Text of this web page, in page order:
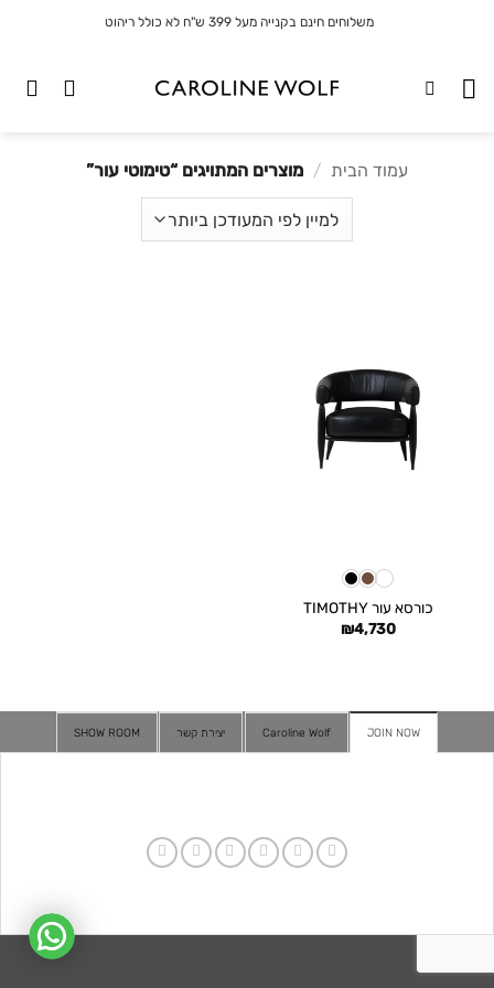
משלוחים חינם בקנייה מעל 399 ש"ח לא כולל ריהוט
עמוד הבית / מוצרים המתויגים “טימוטי עור”
כורסא עור TIMOTHY
₪4,730
JOIN NOW
Caroline Wolf יצירת קשר SHOW ROOM